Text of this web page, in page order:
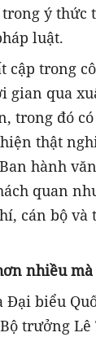
ý thức
luật.
cập trong
gian qua
trong đó
thật
hành
quan
cán bộ và
nhiều
Đại biểu
trưởng